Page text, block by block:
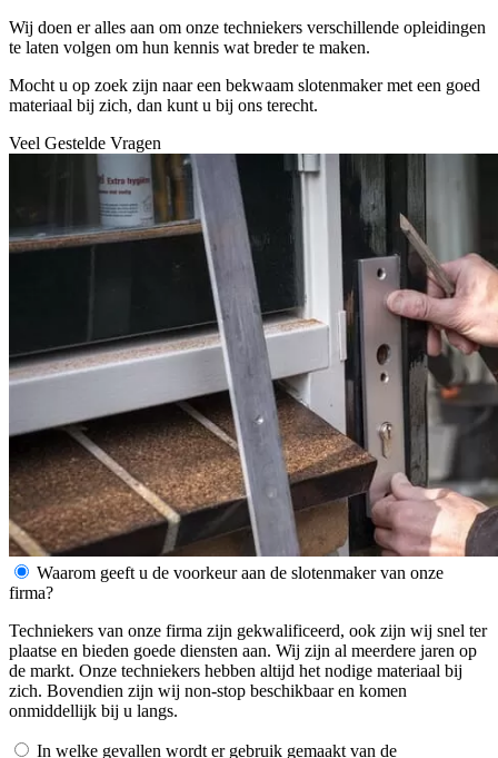
Wij doen er alles aan om onze techniekers verschillende opleidingen
te laten volgen om hun kennis wat breder te maken.
Mocht u op zoek zijn naar een bekwaam slotenmaker met een goed
materiaal bij zich, dan kunt u bij ons terecht.
Veel Gestelde Vragen
Waarom geeft u de voorkeur aan de slotenmaker van onze
firma?
Techniekers van onze firma zijn gekwalificeerd, ook zijn wij snel ter
plaatse en bieden goede diensten aan. Wij zijn al meerdere jaren op
de markt. Onze techniekers hebben altijd het nodige materiaal bij
zich. Bovendien zijn wij non-stop beschikbaar en komen
onmiddellijk bij u langs.
In welke gevallen wordt er gebruik gemaakt van de